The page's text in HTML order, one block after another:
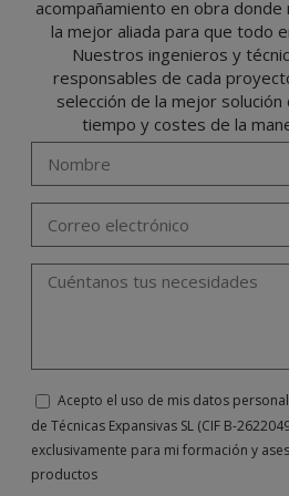
Gerente, junto con la fotocopia de su DNI, a
Portalada II | c/ Segador 13, 26006 | Logroño (La
correo electrónicoinfo@indexfix.com.
acompañamiento en obra
la mejor aliada para que todo
Nuestros ingenieros y
responsables de cada
selección de la mejor
tiempo y costes de la
Acepto el uso de mis datos
de Técnicas Expansivas SL (CIF B-
exclusivamente para mi formación y
productos